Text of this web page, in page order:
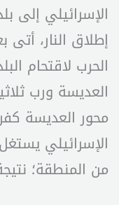
الإسرائيلي إلى
إطلاق النار،
الحرب لاقتحام
العديسة ورب
محور العديسة
الإسرائيلي
من المنطقة؛